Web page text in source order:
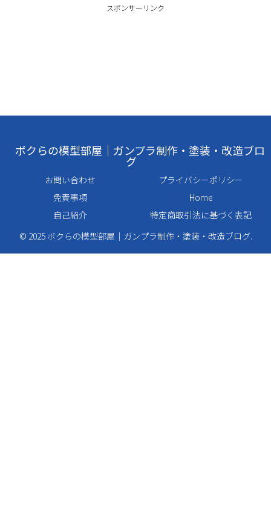
スポンサーリンク
ボクらの模型部屋｜ガンプラ制作・塗装・改造ブロ
グ
お問い合わせ
プライバシーポリシー
免責事項
Home
自己紹介
特定商取引法に基づく表記
© 2025 ボクらの模型部屋｜ガンプラ制作・塗装・改造ブログ.